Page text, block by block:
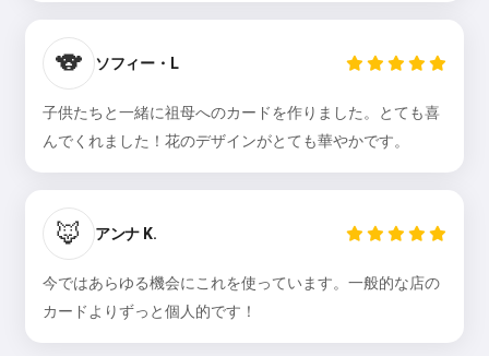
🐨 ソフィー・L
子供たちと一緒に祖母へのカードを作りました。とても喜
んでくれました！花のデザインがとても華やかです。
🦊 アンナ K.
今ではあらゆる機会にこれを使っています。一般的な店の
カードよりずっと個人的です！